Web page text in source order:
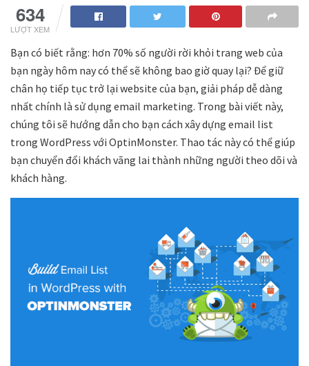
634
LƯỢT XEM
Bạn có biết rằng: hơn 70% số người rời khỏi trang web của
bạn ngày hôm nay có thể sẽ không bao giờ quay lại? Để giữ
chân họ tiếp tục trở lại website của bạn, giải pháp dễ dàng
nhất chính là sử dụng email marketing. Trong bài viết này,
chúng tôi sẽ hướng dẫn cho bạn cách xây dựng email list
trong WordPress với OptinMonster. Thao tác này có thể giúp
bạn chuyển đổi khách vãng lai thành những người theo dõi và
khách hàng.